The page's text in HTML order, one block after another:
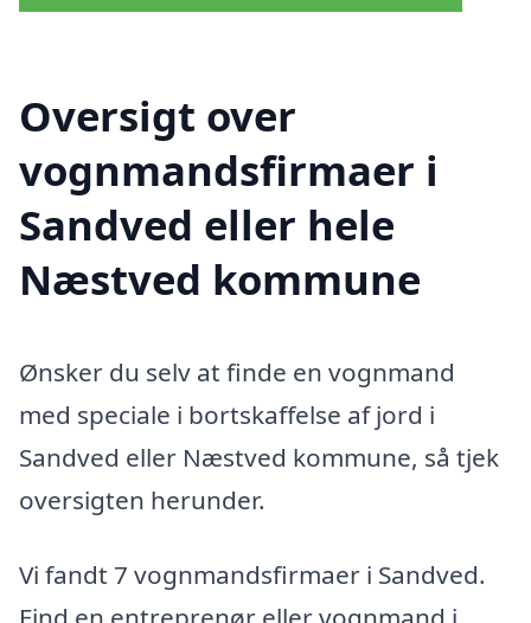
Oversigt over
vognmandsfirmaer i
Sandved eller hele
Næstved kommune
Ønsker du selv at finde en vognmand
med speciale i bortskaffelse af jord i
Sandved eller Næstved kommune, så tjek
oversigten herunder.
Vi fandt 7 vognmandsfirmaer i Sandved.